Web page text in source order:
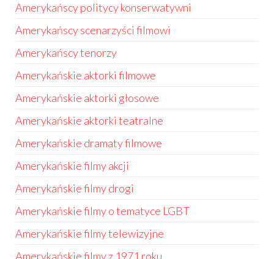
Amerykańscy politycy konserwatywni
Amerykańscy scenarzyści filmowi
Amerykańscy tenorzy
Amerykańskie aktorki filmowe
Amerykańskie aktorki głosowe
Amerykańskie aktorki teatralne
Amerykańskie dramaty filmowe
Amerykańskie filmy akcji
Amerykańskie filmy drogi
Amerykańskie filmy o tematyce LGBT
Amerykańskie filmy telewizyjne
Amerykańskie filmy z 1971 roku